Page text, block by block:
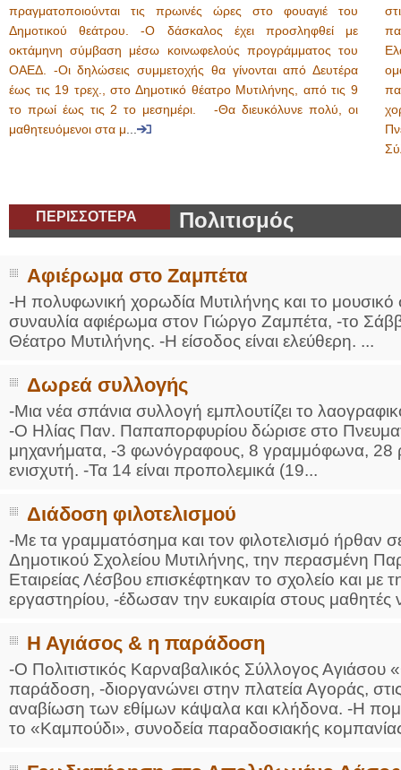
πραγματοποιούνται τις πρωινές ώρες στο φουαγιέ του
Δημοτικού θεάτρου. -Ο δάσκαλος έχει προσληφθεί με
οκτάμηνη σύμβαση μέσω κοινωφελούς προγράμματος του
ΟΑΕΔ. -Οι δηλώσεις συμμετοχής θα γίνονται από Δευτέρα
έως τις 19 τρεχ., στο Δημοτικό θέατρο Μυτιλήνης, από τις 9
το πρωί έως τις 2 το μεσημέρι. -Θα διευκόλυνε πολύ, οι
μαθητευόμενοι στα μ...
ΠΕΡΙΣΣΟΤΕΡΑ Πολιτισμός
Αφιέρωμα στο Ζαμπέτα
-Η πολυφωνική χορωδία Μυτιλήνης και το
συναυλία αφιέρωμα στον Γιώργο Ζαμπέτα, -το
Θέατρο Μυτιλήνης. -Η είσοδος είναι ελεύθερη. ...
Δωρεά συλλογής
-Μια νέα σπάνια συλλογή εμπλουτίζει το
-Ο Ηλίας Παν. Παπαπορφυρίου δώρισε στο
μηχανήματα, -3 φωνόγραφους, 8 γραμμόφωνα, 28
ενισχυτή. -Τα 14 είναι προπολεμικά (19...
Διάδοση φιλοτελισμού
-Με τα γραμματόσημα και τον φιλοτελισμό ήρθαν
Δημοτικού Σχολείου Μυτιλήνης, την περασμένη
Εταιρείας Λέσβου επισκέφτηκαν το σχολείο και
εργαστηρίου, -έδωσαν την ευκαιρία στους μαθητές
Η Αγιάσος & η παράδοση
-Ο Πολιτιστικός Καρναβαλικός Σύλλογος
παράδοση, -διοργανώνει στην πλατεία Αγοράς,
αναβίωση των εθίμων κάψαλα και κλήδονα. -Η
το «Καμπούδι», συνοδεία παραδοσιακής